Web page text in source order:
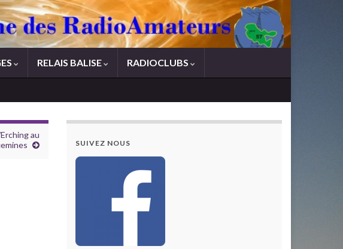
RELAIS BALISE RADIOCLUBS
au
SUIVEZ NOUS